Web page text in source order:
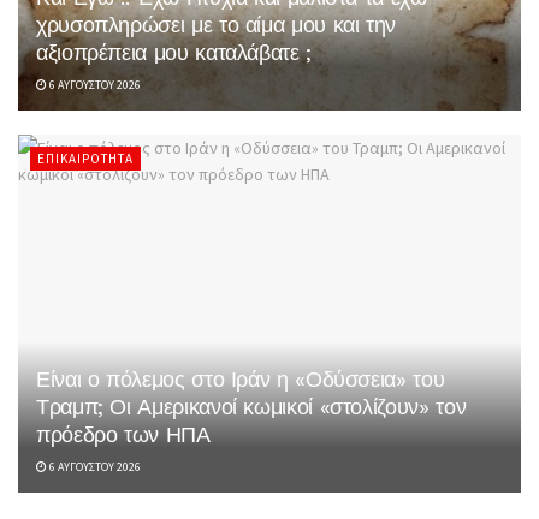
χρυσοπληρώσει με το αίμα μου και την
αξιοπρέπεια μου καταλάβατε ;
6 ΑΥΓΟΎΣΤΟΥ 2026
ΕΠΙΚΑΙΡΌΤΗΤΑ
Είναι ο πόλεμος στο Ιράν η «Οδύσσεια» του
Τραμπ; Οι Αμερικανοί κωμικοί «στολίζουν» τον
πρόεδρο των ΗΠΑ
6 ΑΥΓΟΎΣΤΟΥ 2026